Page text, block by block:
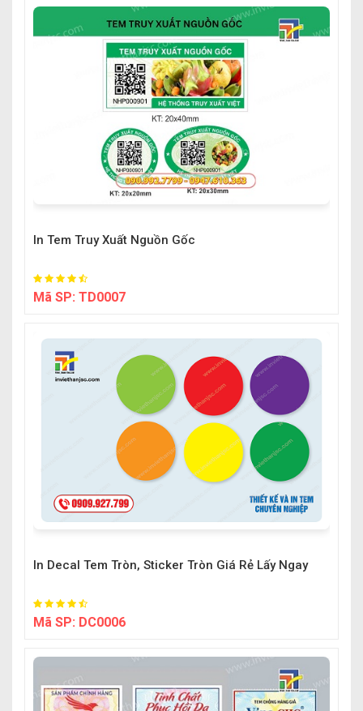
In Tem Truy Xuất Nguồn Gốc
Mã SP: TD0007
In Decal Tem Tròn, Sticker Tròn Giá Rẻ Lấy Ngay
Mã SP: DC0006